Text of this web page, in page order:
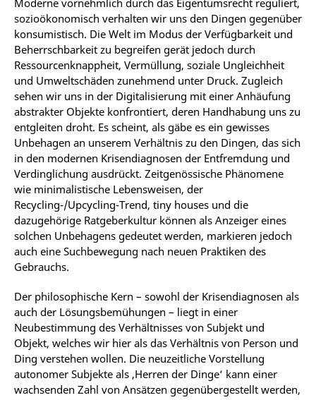
Moderne vornehmlich durch das Eigentumsrecht reguliert,
sozioökonomisch verhalten wir uns den Dingen gegenüber
konsumistisch. Die Welt im Modus der Verfügbarkeit und
Beherrschbarkeit zu begreifen gerät jedoch durch
Ressourcenknappheit, Vermüllung, soziale Ungleichheit
und Umweltschäden zunehmend unter Druck. Zugleich
sehen wir uns in der Digitalisierung mit einer Anhäufung
abstrakter Objekte konfrontiert, deren Handhabung uns zu
entgleiten droht. Es scheint, als gäbe es ein gewisses
Unbehagen an unserem Verhältnis zu den Dingen, das sich
in den modernen Krisendiagnosen der Entfremdung und
Verdinglichung ausdrückt. Zeitgenössische Phänomene
wie minimalistische Lebensweisen, der
Recycling-/Upcycling-Trend, tiny houses und die
dazugehörige Ratgeberkultur können als Anzeiger eines
solchen Unbehagens gedeutet werden, markieren jedoch
auch eine Suchbewegung nach neuen Praktiken des
Gebrauchs.
Der philosophische Kern – sowohl der Krisendiagnosen als
auch der Lösungsbemühungen – liegt in einer
Neubestimmung des Verhältnisses von Subjekt und
Objekt, welches wir hier als das Verhältnis von Person und
Ding verstehen wollen. Die neuzeitliche Vorstellung
autonomer Subjekte als ‚Herren der Dinge‘ kann einer
wachsenden Zahl von Ansätzen gegenübergestellt werden,